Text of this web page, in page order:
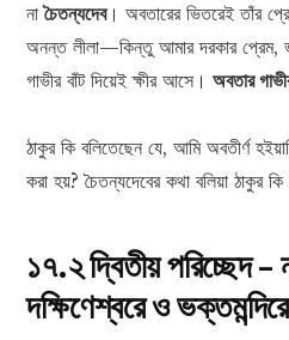
নাচৈতন্যদেব। অবতারের ভিতরেই তাঁর
অনন্ত লীলা—কিন্তু আমার দরকার প্রেম,
গাভীর বাঁট দিয়েই ক্ষীর আসে।অবতার
ঠাকুর কি বলিতেছেন যে, আমি অবতীর্ণ
করা হয়? চৈতন্যদেবের কথা বলিয়া ঠাকুর
১৭.২ দ্বিতীয় পরিচ্ছেদ –
দক্ষিণেশ্বরে ও ভক্তমন্দিরে